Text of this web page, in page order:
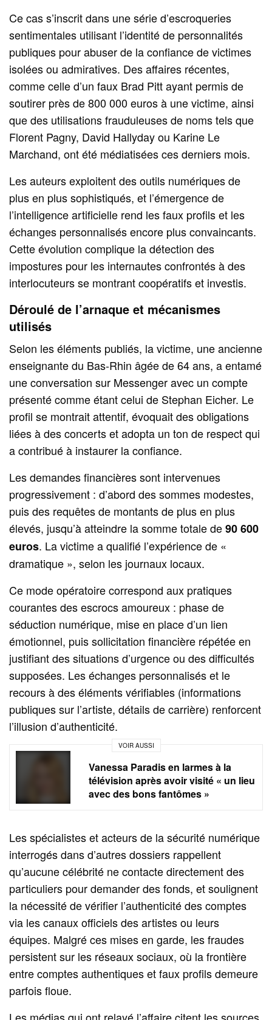
Ce cas s’inscrit dans une série d’escroqueries
sentimentales utilisant l’identité de personnalités
publiques pour abuser de la confiance de victimes
isolées ou admiratives. Des affaires récentes,
comme celle d’un faux Brad Pitt ayant permis de
soutirer près de 800 000 euros à une victime, ainsi
que des utilisations frauduleuses de noms tels que
Florent Pagny, David Hallyday ou Karine Le
Marchand, ont été médiatisées ces derniers mois.
Les auteurs exploitent des outils numériques de
plus en plus sophistiqués, et l’émergence de
l’intelligence artificielle rend les faux profils et les
échanges personnalisés encore plus convaincants.
Cette évolution complique la détection des
impostures pour les internautes confrontés à des
interlocuteurs se montrant coopératifs et investis.
Déroulé de l’arnaque et mécanismes
utilisés
Selon les éléments publiés, la victime, une ancienne
enseignante du Bas-Rhin âgée de 64 ans, a entamé
une conversation sur Messenger avec un compte
présenté comme étant celui de Stephan Eicher. Le
profil se montrait attentif, évoquait des obligations
liées à des concerts et adopta un ton de respect qui
a contribué à instaurer la confiance.
Les demandes financières sont intervenues
progressivement : d’abord des sommes modestes,
puis des requêtes de montants de plus en plus
élevés, jusqu’à atteindre la somme totale de90 600
euros. La victime a qualifié l’expérience de «
dramatique », selon les journaux locaux.
Ce mode opératoire correspond aux pratiques
courantes des escrocs amoureux : phase de
séduction numérique, mise en place d’un lien
émotionnel, puis sollicitation financière répétée en
justifiant des situations d’urgence ou des difficultés
supposées. Les échanges personnalisés et le
recours à des éléments vérifiables (informations
publiques sur l’artiste, détails de carrière) renforcent
l’illusion d’authenticité.
VOIR AUSSI
Vanessa Paradis en larmes à la
télévision après avoir visité « un lieu
avec des bons fantômes »
Les spécialistes et acteurs de la sécurité numérique
interrogés dans d’autres dossiers rappellent
qu’aucune célébrité ne contacte directement des
particuliers pour demander des fonds, et soulignent
la nécessité de vérifier l’authenticité des comptes
via les canaux officiels des artistes ou leurs
équipes. Malgré ces mises en garde, les fraudes
persistent sur les réseaux sociaux, où la frontière
entre comptes authentiques et faux profils demeure
parfois floue.
Les médias qui ont relayé l’affaire citent les sources